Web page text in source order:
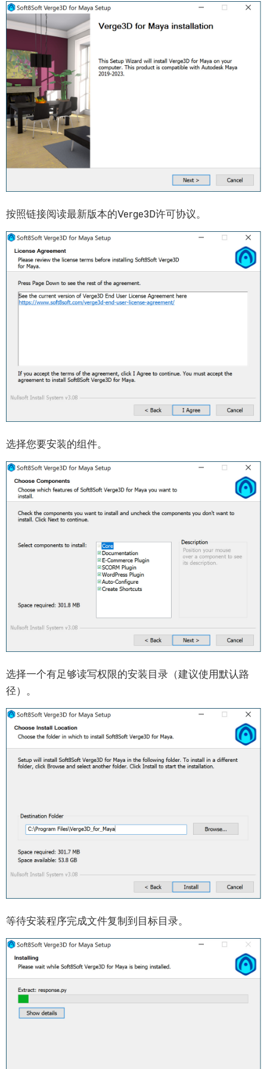
性能瓶颈
硬件相关问题
移动端测试
Verge3D生命周期
Blender艺术家指南
入门指南
安装
材质系统概览
灯光与渲染
摄影机
着色器节点
动画
形态键（变形）
阴影
透明度
对象约束
入门指南
安装
材质系统概览
灯光与渲染
摄影机
材质与贴图
动画
变形
透明度
视口及渲染预览
使用材质库
Maya艺术家指南
入门指南
安装
视口及渲染预览
灯光与渲染
摄影机
材质与贴图
透明度
阴影
对象约束
使用材质库
拼图参考
初始化｜Initialization
事件｜Events
选择器｜Selectors
对象｜Objects
材质｜Materials
按照链接阅读最新版本的Verge3D许可协议。
选择您要安装的组件。
选择一个有足够读写权限的安装目录（建议使用默认路
径）。
等待安装程序完成文件复制到目标目录。